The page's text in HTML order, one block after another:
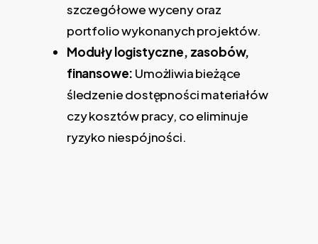
szczegółowe wyceny oraz
portfolio wykonanych projektów.
Moduły logistyczne, zasobów,
finansowe: Umożliwia bieżące
śledzenie dostępności materiałów
czy kosztów pracy, co eliminuje
ryzyko niespójności.